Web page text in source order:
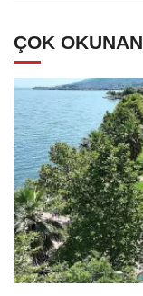
ÇOK